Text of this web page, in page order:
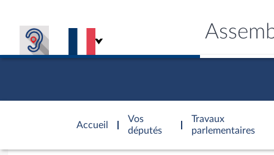
Accueil
d'accueil
Vos
députés
Travaux
parlementaires